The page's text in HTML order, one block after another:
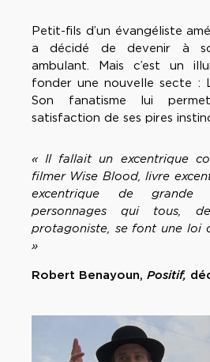
Petit-fils d’un évangéliste
a décidé de devenir à
ambulant. Mais c’est un
fonder une nouvelle secte :
Son fanatisme lui
satisfaction de ses pires
« Il fallait un excentrique
filmer Wise Blood, livre
excentrique de
personnages qui tous,
protagoniste, se font une loi
»
Robert Benayoun, Positif,